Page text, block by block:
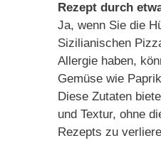
Rezept durch
Ja, wenn Sie die
Sizilianischen
Allergie haben,
Gemüse wie
Diese Zutaten
und Textur, ohne
Rezepts zu